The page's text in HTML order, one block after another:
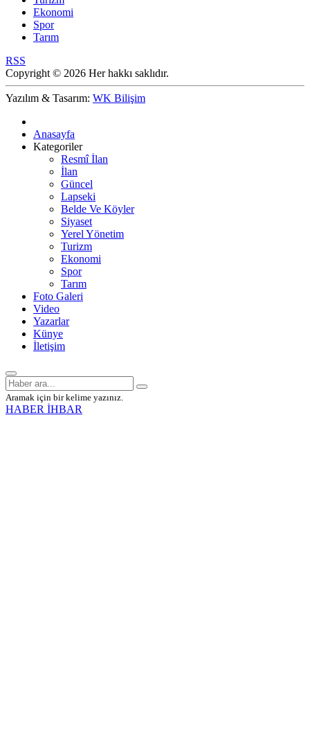
Ekonomi
Spor
Tarım
RSS
Copyright © 2026 Her hakkı saklıdır.
Yazılım & Tasarım: WK Bilişim
Anasayfa
Kategoriler
Resmî İlan
İlan
Güncel
Lapseki
Belde Ve Köyler
Siyaset
Yerel Yönetim
Turizm
Ekonomi
Spor
Tarım
Foto Galeri
Video
Yazarlar
Künye
İletişim
Aramak için bir kelime yazınız.
HABER İHBAR